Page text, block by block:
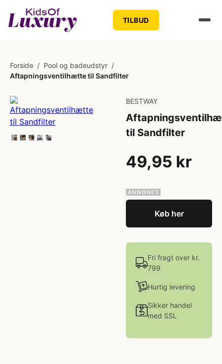
TILBUD
Forside / Pool og badeudstyr /
Aftapningsventilhætte til Sandfilter
BESTWAY
til Sandfilter
49,95 kr
Køb her
Fri fragt over kr.
799
Hurtig levering
Sikker handel
med SSL